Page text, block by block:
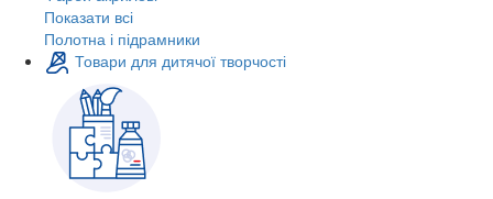
Показати всі
Полотна і підрамники
Товари для дитячої творчості